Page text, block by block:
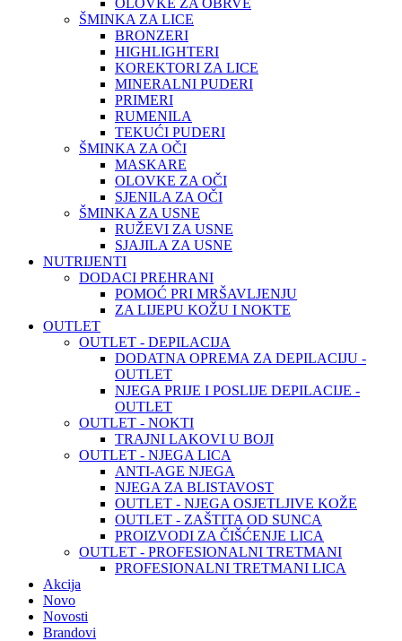
OLOVKE ZA OBRVE
ŠMINKA ZA LICE
BRONZERI
HIGHLIGHTERI
KOREKTORI ZA LICE
MINERALNI PUDERI
PRIMERI
RUMENILA
TEKUĆI PUDERI
ŠMINKA ZA OČI
MASKARE
OLOVKE ZA OČI
SJENILA ZA OČI
ŠMINKA ZA USNE
RUŽEVI ZA USNE
SJAJILA ZA USNE
NUTRIJENTI
DODACI PREHRANI
POMOĆ PRI MRŠAVLJENJU
ZA LIJEPU KOŽU I NOKTE
OUTLET
OUTLET - DEPILACIJA
DODATNA OPREMA ZA DEPILACIJU -
OUTLET
NJEGA PRIJE I POSLIJE DEPILACIJE -
OUTLET
OUTLET - NOKTI
TRAJNI LAKOVI U BOJI
OUTLET - NJEGA LICA
ANTI-AGE NJEGA
NJEGA ZA BLISTAVOST
OUTLET - NJEGA OSJETLJIVE KOŽE
OUTLET - ZAŠTITA OD SUNCA
PROIZVODI ZA ČIŠĆENJE LICA
OUTLET - PROFESIONALNI TRETMANI
PROFESIONALNI TRETMANI LICA
Akcija
Novo
Novosti
Brandovi